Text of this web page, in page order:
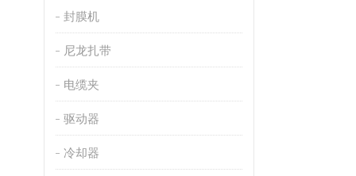
封膜机
尼龙扎带
电缆夹
驱动器
冷却器